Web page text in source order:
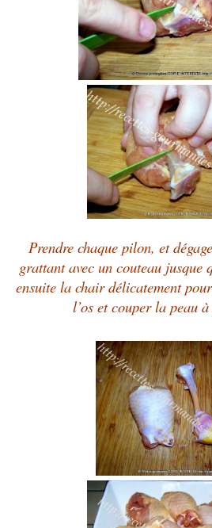
Prendre chaque pilon, et
grattant avec un couteau jusque
ensuite la chair délicatement
l’os et couper la peau à